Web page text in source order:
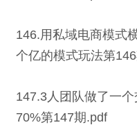
146.用私域电商模式
个亿的模式玩法第
147.3人团队做了一
70%第147期.pdf